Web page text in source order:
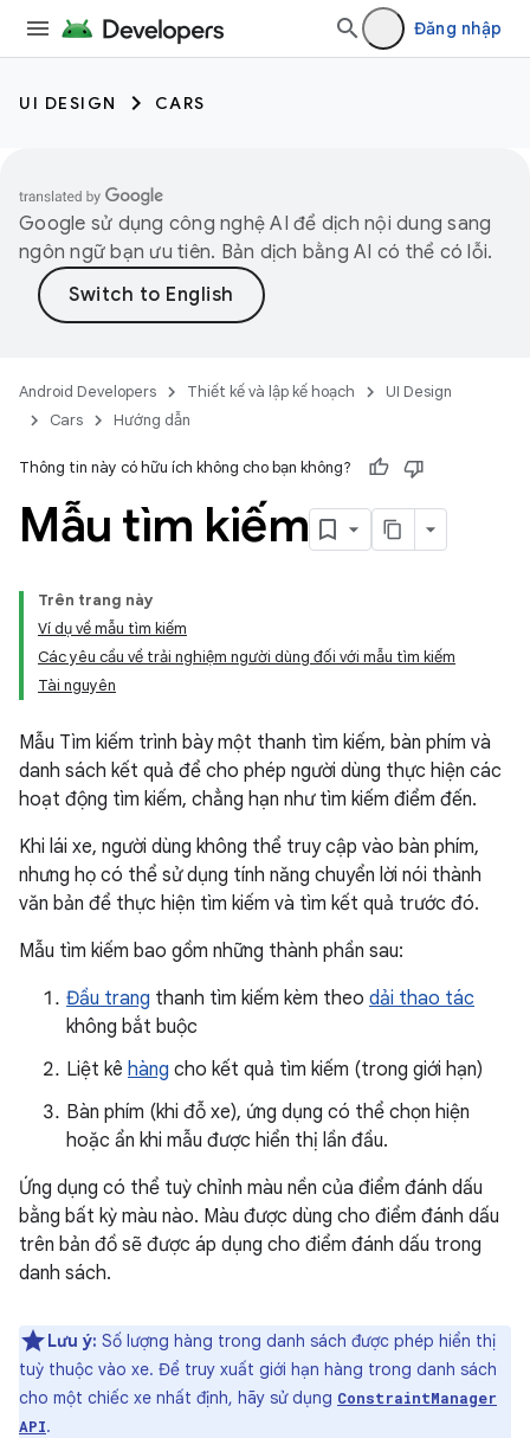
Đăng nhập
UI DESIGN CARS
Google sử dụng công nghệ AI để dịch nội dung sang
ngôn ngữ bạn ưu tiên. Bản dịch bằng AI có thể có lỗi.
Android Developers Thiết kế và lập kế hoạch
UI Design
Cars
Hướng dẫn
Thông tin này có hữu ích không cho bạn không?
Mẫu tìm kiếm
Trên trang này
Ví dụ về mẫu tìm kiếm
Các yêu cầu về trải nghiệm người dùng đối với mẫu tìm kiếm
Tài nguyên
Mẫu Tìm kiếm trình bày một thanh tìm kiếm, bàn phím và
danh sách kết quả để cho phép người dùng thực hiện các
hoạt động tìm kiếm, chẳng hạn như tìm kiếm điểm đến.
Khi lái xe, người dùng không thể truy cập vào bàn phím,
nhưng họ có thể sử dụng tính năng chuyển lời nói thành
văn bản để thực hiện tìm kiếm và tìm kết quả trước đó.
Mẫu tìm kiếm bao gồm những thành phần sau:
Đầu trang thanh tìm kiếm kèm theo dải thao tác
không bắt buộc
Liệt kê hàng cho kết quả tìm kiếm (trong giới hạn)
Bàn phím (khi đỗ xe), ứng dụng có thể chọn hiện
hoặc ẩn khi mẫu được hiển thị lần đầu.
Ứng dụng có thể tuỳ chỉnh màu nền của điểm đánh dấu
bằng bất kỳ màu nào. Màu được dùng cho điểm đánh dấu
trên bản đồ sẽ được áp dụng cho điểm đánh dấu trong
danh sách.
Lưu ý: Số lượng hàng trong danh sách được phép hiển thị
tuỳ thuộc vào xe. Để truy xuất giới hạn hàng trong danh sách
cho một chiếc xe nhất định, hãy sử dụng ConstraintManager
API.